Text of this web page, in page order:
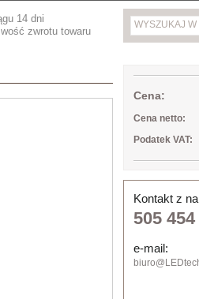
14 dni
zwrotu towaru
Cena:
Cena netto:
Podatek VAT:
Kontakt z
505
e-mail: